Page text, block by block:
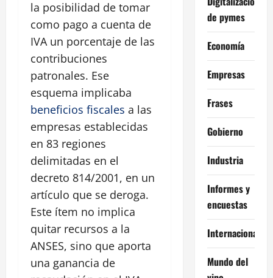
la posibilidad de tomar
como pago a cuenta de
IVA un porcentaje de las
contribuciones
patronales. Ese
esquema implicaba
beneficios fiscales a las
empresas establecidas
en 83 regiones
delimitadas en el
decreto 814/2001, en un
artículo que se deroga.
Este ítem no implica
quitar recursos a la
ANSES, sino que aporta
una ganancia de
de pymes
Economía
Empresas
Frases
Gobierno
Industria
Informes y
encuestas
Internacional
Mundo del